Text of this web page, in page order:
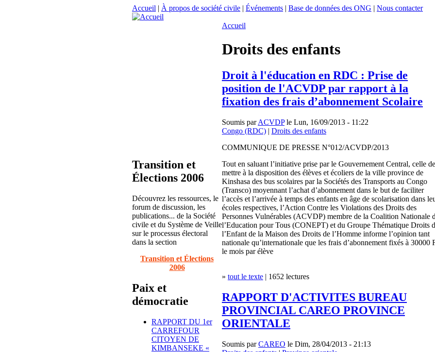
Accueil | À propos de société civile | Événements | Base de données des ONG | Nous contacter
Transition et
Élections 2006
Découvrez les ressources, le
forum de discussion, les
publications... de la Société
civile et du Système de Veille
sur le processus électoral
dans la section
Transition et Élections
2006
Paix et
démocratie
RAPPORT DU 1er
CARREFOUR
CITOYEN DE
KIMBANSEKE «
Accueil
Droits des enfants
Droit à l'éducation en RDC : Prise de
position de l'ACVDP par rapport à la
fixation des frais d’abonnement Scolaire
Soumis parACVDPle Lun, 16/09/2013 - 11:22
Congo (RDC) | Droits des enfants
COMMUNIQUE DE PRESSE N°012/ACVDP/2013
Tout en saluant l’initiative prise par le Gouvernement Central, celle de
mettre à la disposition des élèves et écoliers de la ville province de
Kinshasa des bus scolaires par la Sociétés des Transports au Congo
(Transco) moyennant l’achat d’abonnement dans le but de faciliter
l’accès et l’arrivée à temps des enfants en âge de scolarisation dans
écoles respectives, l’Action Contre les Violations des Droits des
Personnes Vulnérables (ACVDP) membre de la Coalition Nationale
l’Education pour Tous (CONEPT) et du Groupe Thématique Droits
l’Enfant de la Maison des Droits de l’Homme informe l’opinion tant
nationale qu’internationale que les frais d’abonnement fixés à 30000
le mois par élève
» tout le texte | 1652 lectures
RAPPORT D'ACTIVITES BUREAU
PROVINCIAL CAREO PROVINCE
ORIENTALE
Soumis parCAREO le Dim, 28/04/2013 - 21:13